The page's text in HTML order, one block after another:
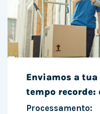
Enviamos a
tempo recorde:
Processamento: